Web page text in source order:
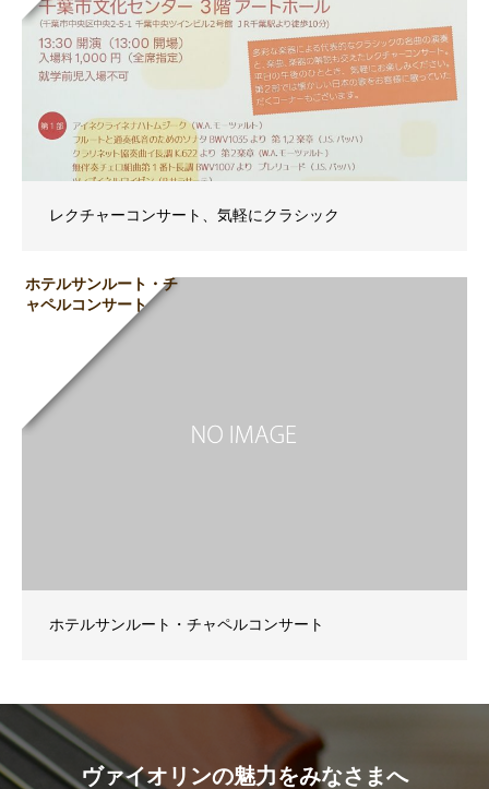
レクチャーコンサート、気軽にクラシック
ホテルサンルート・チ
ャペルコンサート
ホテルサンルート・チャペルコンサート
ヴァイオリンの魅力をみなさまへ